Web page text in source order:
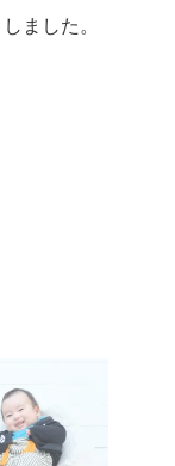
ました。